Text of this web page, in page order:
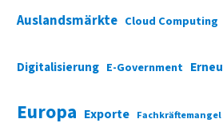
Auslandsmärkte Cloud Computing
Digitalisierung E-Government
Europa Exporte Fachkräftemangel